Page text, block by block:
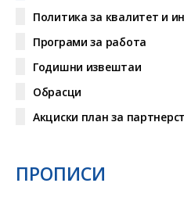
Политика за квалитет и
Програми за работа
Годишни извештаи
Обрасци
Акциски план за
ПРОПИСИ